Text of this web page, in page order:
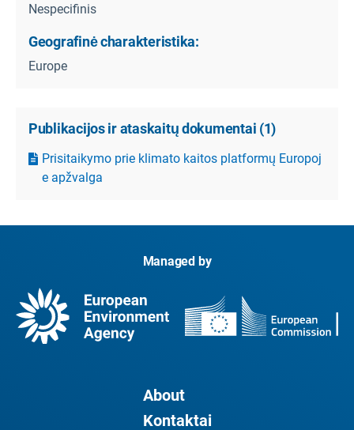
Nespecifinis
Geografinė charakteristika:
Europe
Publikacijos ir ataskaitų dokumentai (1)
Prisitaikymo prie klimato kaitos platformų Europoj
e apžvalga
Managed by
About
Kontaktai